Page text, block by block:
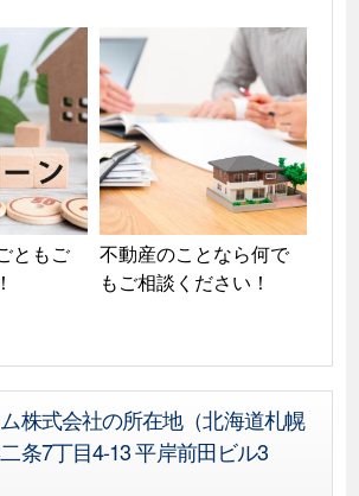
ともご
不動産のことなら何で
もご相談ください！
株式会社の所在地（北海道札幌
条7丁目4-13 平岸前田ビル3